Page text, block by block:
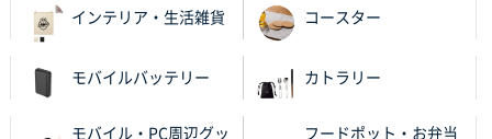
ビオトープデスクメモ100P100枚
インテリア・生活雑貨 コースター
モバイルバッテリー カトラリー
モバイル・PC周辺グッ フードポット・お弁当